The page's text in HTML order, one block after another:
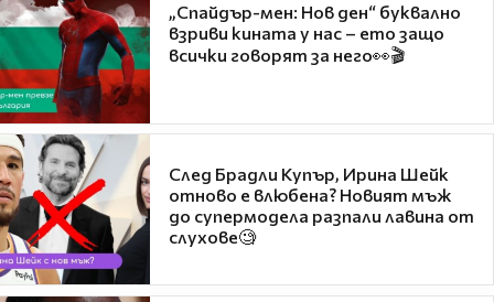
„Спайдър-мен: Нов ден“ буквално
взриви кината у нас – ето защо
всички говорят за него👀🎬
След Брадли Купър, Ирина Шейк
отново е влюбена? Новият мъж
до супермодела разпали лавина от
слухове🧐